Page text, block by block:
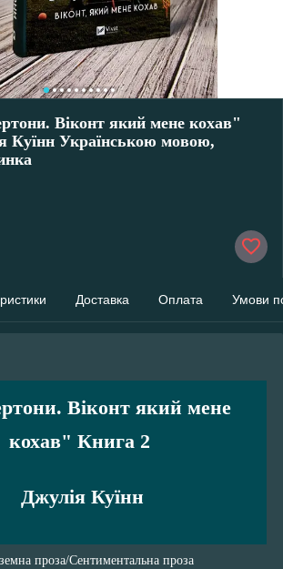
Віконт який мене кохав"
Куїнн Українською мовою,
Доставка Оплата Умови
Віконт який мене
кохав" Книга 2
Джулія Куїнн
проза/Сентиментальна проза